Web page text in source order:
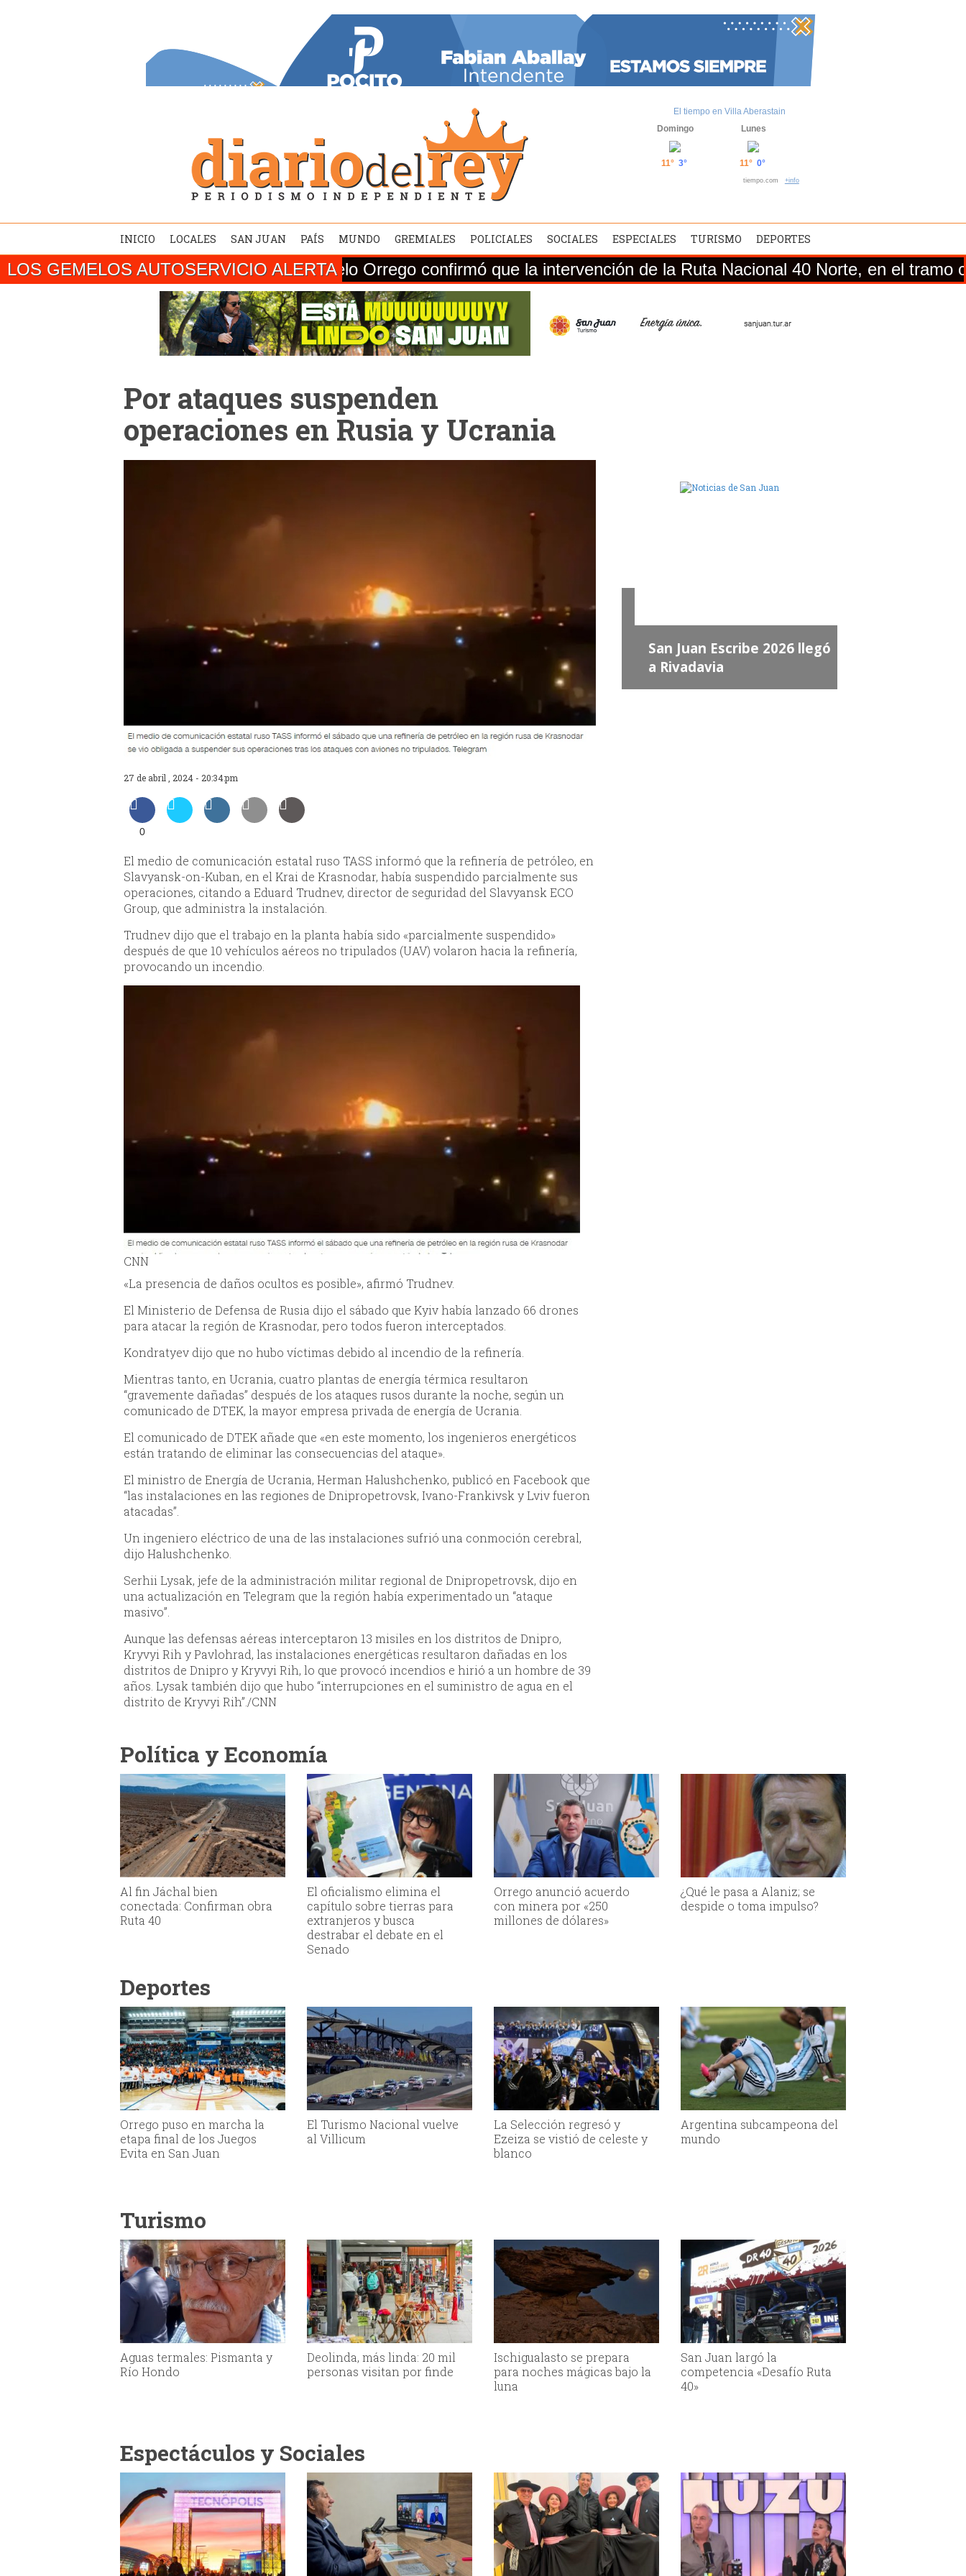
El tiempo en Villa Aberastain
Domingo
11° 3°
Lunes
11° 0°
tiempo.com +info
INICIO LOCALES SAN JUAN PAÍS MUNDO GREMIALES POLICIALES SOCIALES ESPECIALES TURISMO DEPORTES
LOS GEMELOS AUTOSERVICIO ALERTA
SAN JUAN/ El gobernador Marcelo Orrego confirmó que la intervención de la Ruta Nacional 40 Norte, en el tramo
Por ataques suspenden
operaciones en Rusia y Ucrania
27 de abril , 2024 - 20:34:pm
0
El medio de comunicación estatal ruso TASS informó que la refinería de petróleo, en
Slavyansk-on-Kuban, en el Krai de Krasnodar, había suspendido parcialmente sus
operaciones, citando a Eduard Trudnev, director de seguridad del Slavyansk ECO
Group, que administra la instalación.
Trudnev dijo que el trabajo en la planta había sido «parcialmente suspendido»
después de que 10 vehículos aéreos no tripulados (UAV) volaron hacia la refinería,
provocando un incendio.
CNN
«La presencia de daños ocultos es posible», afirmó Trudnev.
El Ministerio de Defensa de Rusia dijo el sábado que Kyiv había lanzado 66 drones
para atacar la región de Krasnodar, pero todos fueron interceptados.
Kondratyev dijo que no hubo víctimas debido al incendio de la refinería.
Mientras tanto, en Ucrania, cuatro plantas de energía térmica resultaron
“gravemente dañadas” después de los ataques rusos durante la noche, según un
comunicado de DTEK, la mayor empresa privada de energía de Ucrania.
El comunicado de DTEK añade que «en este momento, los ingenieros energéticos
están tratando de eliminar las consecuencias del ataque».
El ministro de Energía de Ucrania, Herman Halushchenko, publicó en Facebook que
“las instalaciones en las regiones de Dnipropetrovsk, Ivano-Frankivsk y Lviv fueron
atacadas”.
Un ingeniero eléctrico de una de las instalaciones sufrió una conmoción cerebral,
dijo Halushchenko.
Serhii Lysak, jefe de la administración militar regional de Dnipropetrovsk, dijo en
una actualización en Telegram que la región había experimentado un “ataque
masivo”.
Aunque las defensas aéreas interceptaron 13 misiles en los distritos de Dnipro,
Kryvyi Rih y Pavlohrad, las instalaciones energéticas resultaron dañadas en los
distritos de Dnipro y Kryvyi Rih, lo que provocó incendios e hirió a un hombre de 39
años. Lysak también dijo que hubo “interrupciones en el suministro de agua en el
distrito de Kryvyi Rih”./CNN
La Cámara de Diputados
presentó el concurso "San
Juan Escribe" en Santa
San Juan Escribe 2026 llegó
a Rivadavia
Política y Economía
Al fin Jáchal bien
conectada: Confirman obra
Ruta 40
El oficialismo elimina el
capítulo sobre tierras para
extranjeros y busca
destrabar el debate en el
Senado
Orrego anunció acuerdo
con minera por «250
millones de dólares»
¿Qué le pasa a Alaniz; se
despide o toma impulso?
Deportes
Orrego puso en marcha la
etapa final de los Juegos
Evita en San Juan
El Turismo Nacional vuelve
al Villicum
La Selección regresó y
Ezeiza se vistió de celeste y
blanco
Argentina subcampeona del
mundo
Turismo
Aguas termales: Pismanta y
Río Hondo
Deolinda, más linda: 20 mil
personas visitan por finde
Ischigualasto se prepara
para noches mágicas bajo la
luna
San Juan largó la
competencia «Desafío Ruta
40»
Espectáculos y Sociales